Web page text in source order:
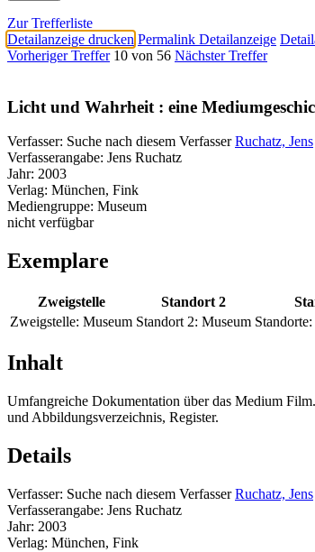
Zur Trefferliste
Detailanzeige drucken Permalink Detailanzeige
Vorheriger Treffer 10 von 56 Nächster Treffer
Licht und Wahrheit : eine
Verfasser: Suche nach diesem Verfasser Ruchatz, Jens
Verfasserangabe: Jens Ruchatz
Jahr: 2003
Verlag: München, Fink
Mediengruppe: Museum
nicht verfügbar
Exemplare
Zweigstelle Standort 2
Zweigstelle: Museum Standort 2: Museum Standorte:
Inhalt
Umfangreiche Dokumentation über das Medium
und Abbildungsverzeichnis, Register.
Details
Verfasser: Suche nach diesem Verfasser Ruchatz, Jens
Verfasserangabe: Jens Ruchatz
Jahr: 2003
Verlag: München, Fink